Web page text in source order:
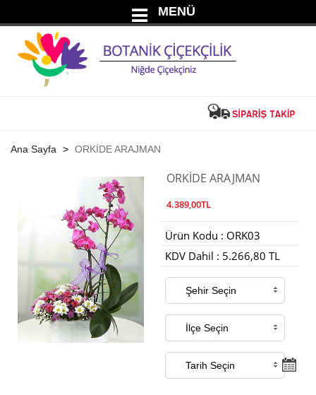
MENÜ
Ana Sayfa ORKİDE ARAJMAN
ORKİDE ARAJMAN
4.389,00TL
Ürün Kodu : ORK03
KDV Dahil : 5.266,80 TL